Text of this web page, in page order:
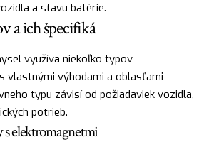
a stavu batérie.
a ich špecifiká
využíva niekoľko typov
vlastnými výhodami a oblasťami
typu závisí od požiadaviek vozidla,
potrieb.
s elektromagnetmi